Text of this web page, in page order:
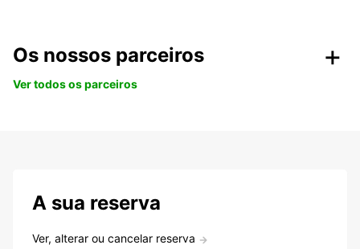
Os nossos parceiros
Ver todos os parceiros
A sua reserva
Ver, alterar ou cancelar reserva